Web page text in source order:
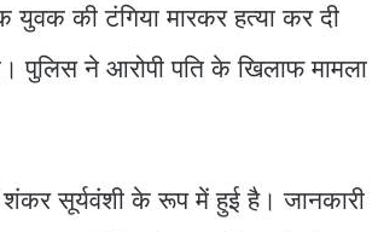
की टंगिया मारकर हत्या कर दी
ने आरोपी पति के खिलाफ मामला
सूर्यवंशी के रूप में हुई है। जानकारी